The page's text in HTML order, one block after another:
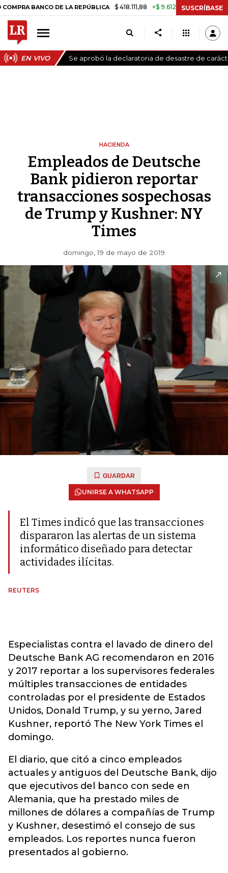
DE LA REPÚBLICA $ 418.111,88 +$ 9.612,91 +2,35% TASA DE
SUSCRÍBASE
EN VIVO Se aprobó la declaratoria de desastre de
HACIENDA
Empleados de Deutsche
Bank pidieron reportar
transacciones sospechosas
de Trump y Kushner: NY
Times
domingo, 19 de mayo de 2019
GUARDAR
UNIRSE A WHATSAPP
El Times indicó que las transacciones
dispararon las alertas de un sistema
informático diseñado para detectar
actividades ilícitas.
REUTERS
Especialistas contra el lavado de dinero del
Deutsche Bank AG recomendaron en 2016
y 2017 reportar a los supervisores federales
múltiples transacciones de entidades
controladas por el presidente de Estados
Unidos, Donald Trump, y su yerno, Jared
Kushner, reportó The New York Times el
domingo.
El diario, que citó a cinco empleados
actuales y antiguos del Deutsche Bank, dijo
que ejecutivos del banco con sede en
Alemania, que ha prestado miles de
millones de dólares a compañías de Trump
y Kushner, desestimó el consejo de sus
empleados. Los reportes nunca fueron
presentados al gobierno.